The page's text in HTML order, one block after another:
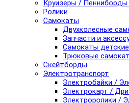
Круизеры /
Ролики
Самокаты
Двухколесные
Запчасти и
Самокаты
Трюковые
Скейтборды
Электротранспорт
Электробайки /
Электрокарт /
Электроролики /